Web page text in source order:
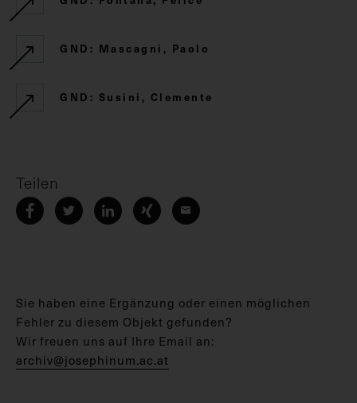
GND: Mascagni, Paolo
GND: Susini, Clemente
Teilen
Sie haben eine Ergänzung oder einen möglichen
Fehler zu diesem Objekt gefunden?
Wir freuen uns auf Ihre Email an:
archiv@josephinum.ac.at